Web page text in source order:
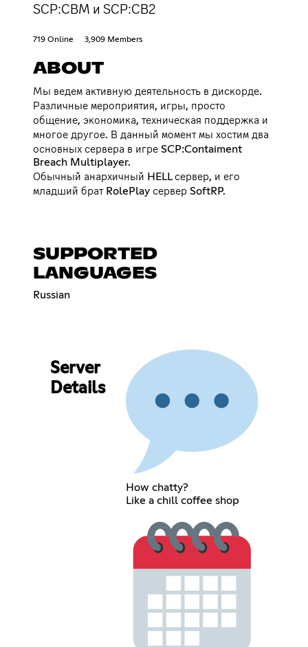
SCP:CBM и SCP:CB2
719 Online 3,909 Members
ABOUT
Мы ведем активную деятельность в дискорде.
Различные мероприятия, игры, просто
общение, экономика, техническая поддержка и
многое другое. В данный момент мы хостим два
основных сервера в игре SCP:Contaiment
Breach Multiplayer.
Обычный анархичный HELL сервер, и его
младший брат RolePlay сервер SoftRP.
SUPPORTED
LANGUAGES
Russian
Server
Details
How chatty?
Like a chill coffee shop